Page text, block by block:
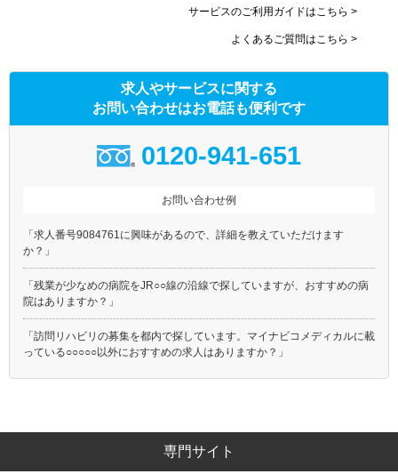
サービスのご利用ガイドはこちら >
よくあるご質問はこちら >
求人やサービスに関する
お問い合わせはお電話も便利です
0120-941-651
お問い合わせ例
「求人番号9084761に興味があるので、詳細を教えていただけます
か？」
「残業が少なめの病院をJR○○線の沿線で探していますが、おすすめの病
院はありますか？」
「訪問リハビリの募集を都内で探しています。マイナビコメディカルに載
っている○○○○○以外におすすめの求人はありますか？」
専門サイト